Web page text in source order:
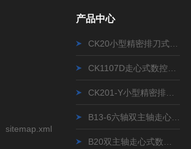
sitemap.xml
产品中心
CK20小型精密排刀式数控车床
CK1107D走心式数控车床
CK201-Y小型精密排刀式数控车床
B13-6六轴双主轴走心式数控车床
B20双主轴走心式数控车床